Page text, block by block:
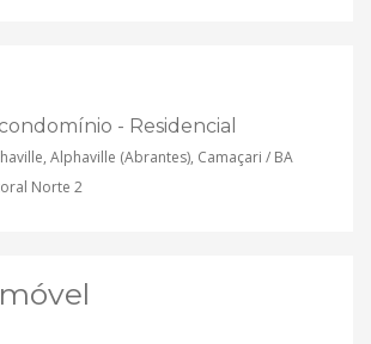
- Residencial
Alphaville (Abrantes), Camaçari / BA
Norte 2